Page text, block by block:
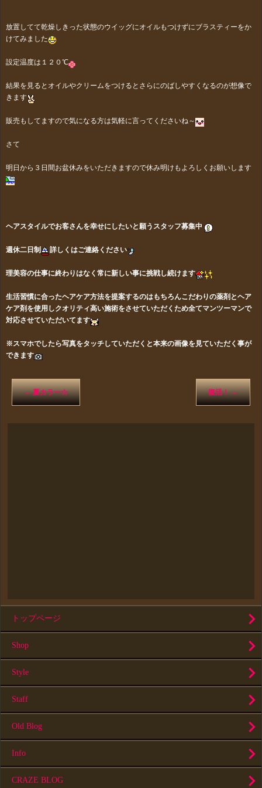
放置してて乾燥しきった状態のウイッグにオイルもつけずにブラスティーをか
けてみました
設定温度は１２０℃
結果を見るとオイルやクリームをつけるとさらにのばしやすくなるのが想像で
きます
販売もしてますので気になる方は気軽に言ってくださいね～
さて
明日から３日間お盆休みをいただきますので休み明けもよろしくお願いします
ヘアスタイルでお客さんを幸せにしたいと願うスタッフ募集中
週休二日制 詳しくはご連絡ください
理美容の仕事に終わりはなく常に新しい事に挑戦し続けます
生活習慣に合ったヘアケア方法を提案するのはもちろんこだわりの薬剤とヘア
ケア剤を使用しクオリティ高い施術をさせていただくため全てマンツーマンで
対応させていただいてます
※スマホでしたら写真をタッチしていただくと本来の画像を見ていただく事が
できます
←夏カラー☆ 復活！→
トップページ
Shop
Style
Staff
Old Blog
Info
CRAZE BLOG